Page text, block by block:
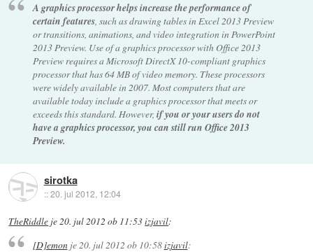
A graphics processor helps increase the performance of
certain features, such as drawing tables in Excel 2013 Preview
or transitions, animations, and video integration in PowerPoint
2013 Preview. Use of a graphics processor with Office 2013
Preview requires a Microsoft DirectX 10-compliant graphics
processor that has 64 MB of video memory. These processors
were widely available in 2007. Most computers that are
available today include a graphics processor that meets or
exceeds this standard. However, if you or your users do not
have a graphics processor, you can still run Office 2013
Preview.
sirotka
::20. jul 2012, 12:04
TheRiddle je20. jul 2012 ob 11:53izjavil:
[D]emonje20. jul 2012 ob 10:58izjavil: